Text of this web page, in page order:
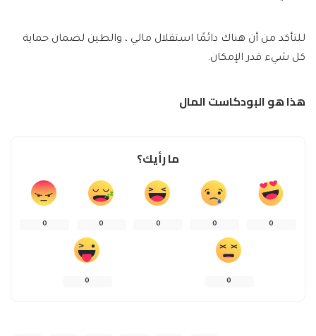
للتأكد من أن هناك دائمًا استقلال مالي ، والطين لضمان حماية
كل شيء قدر الإمكان.
هذا هو البودكاست المال
ما رأيك؟
0
0
0
0
0
0
0